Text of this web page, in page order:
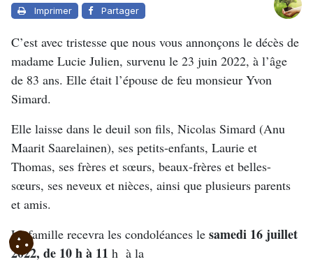
Imprimer Partager
C’est avec tristesse que nous vous annonçons le décès de
madame Lucie Julien, survenu le 23 juin 2022, à l’âge
de 83 ans. Elle était l’épouse de feu monsieur Yvon
Simard.
Elle laisse dans le deuil son fils, Nicolas Simard (Anu
Maarit Saarelainen), ses petits-enfants, Laurie et
Thomas, ses frères et sœurs, beaux-frères et belles-
sœurs, ses neveux et nièces, ainsi que plusieurs parents
et amis.
La famille recevra les condoléances le samedi 16 juillet
2022, de 10 h à 11 h à la